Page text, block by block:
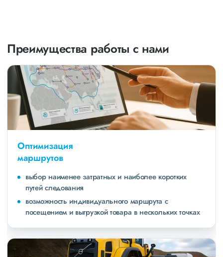
Преимущества работы с нами
Оптимизация
маршрутов
выбор наименее затратных и наиболее коротких
путей следования
возможность индивидуального маршрута с
посещением и выгрузкой товара в нескольких точках